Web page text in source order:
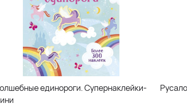
единороги. Супернаклейки-